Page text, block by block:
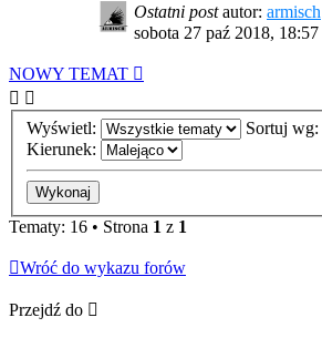
Ostatni postautor: armisch
sobota 27 paź 2018, 18:57
NOWY TEMAT
Wyświetl:
Sortuj wg:
Kierunek:
Tematy: 16 • Strona 1 z 1
Wróć do wykazu forów
Przejdź do